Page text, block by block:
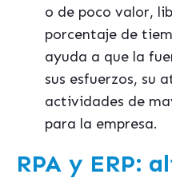
o de poco valor,
porcentaje de
ayuda a que la
sus esfuerzos, su
actividades de
para la empresa.
RPA y ERP: